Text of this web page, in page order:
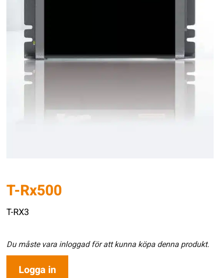
T-Rx500
T-RX3
Du måste vara inloggad för att kunna köpa denna produkt.
Logga in